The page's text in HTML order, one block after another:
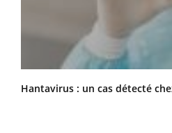
Hantavirus : un cas détecté